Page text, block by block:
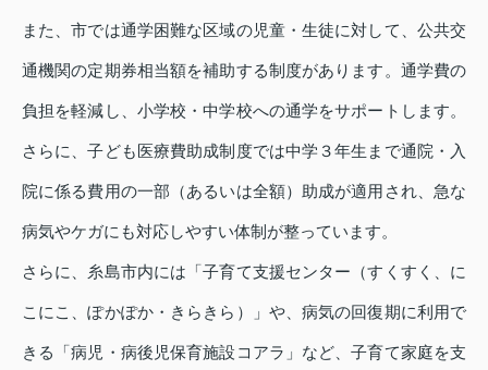
また、市では通学困難な区域の児童・生徒に対して、公共交
通機関の定期券相当額を補助する制度があります。通学費の
負担を軽減し、小学校・中学校への通学をサポートします。
さらに、子ども医療費助成制度では中学３年生まで通院・入
院に係る費用の一部（あるいは全額）助成が適用され、急な
病気やケガにも対応しやすい体制が整っています。
さらに、糸島市内には「子育て支援センター（すくすく、に
こにこ、ぽかぽか・きらきら）」や、病気の回復期に利用で
きる「病児・病後児保育施設コアラ」など、子育て家庭を支